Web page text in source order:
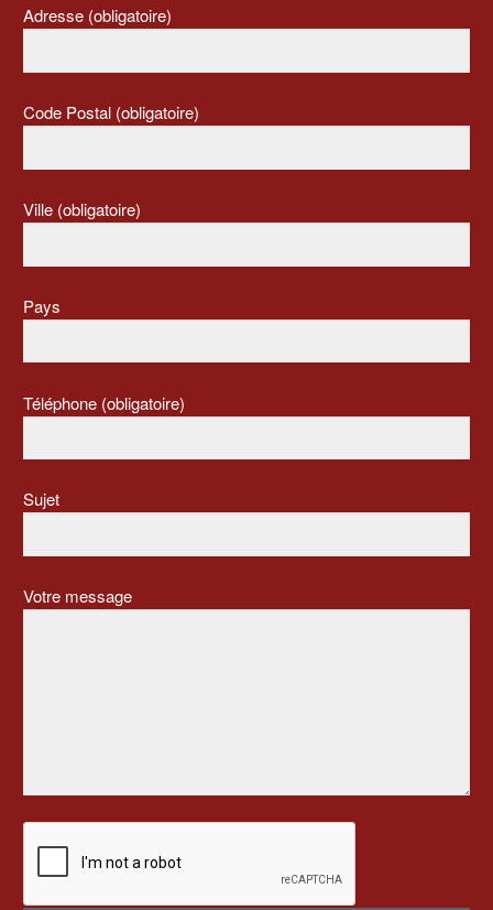
Adresse (obligatoire)
Code Postal (obligatoire)
Ville (obligatoire)
Pays
Téléphone (obligatoire)
Sujet
Votre message